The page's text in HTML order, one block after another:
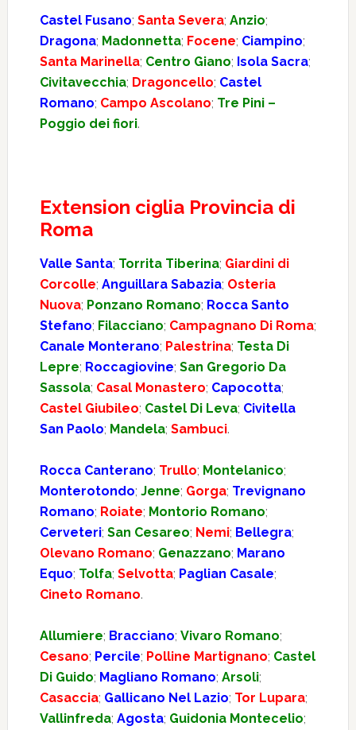
Castel Fusano; Santa Severa; Anzio;
Dragona; Madonnetta; Focene; Ciampino;
Santa Marinella; Centro Giano; Isola Sacra;
Civitavecchia; Dragoncello; Castel
Romano; Campo Ascolano; Tre Pini –
Poggio dei fiori.
Extension ciglia Provincia di
Roma
Valle Santa; Torrita Tiberina; Giardini di
Corcolle; Anguillara Sabazia; Osteria
Nuova; Ponzano Romano; Rocca Santo
Stefano; Filacciano; Campagnano Di Roma;
Canale Monterano; Palestrina; Testa Di
Lepre; Roccagiovine; San Gregorio Da
Sassola; Casal Monastero; Capocotta;
Castel Giubileo; Castel Di Leva; Civitella
San Paolo; Mandela; Sambuci.
Rocca Canterano; Trullo; Montelanico;
Monterotondo; Jenne; Gorga; Trevignano
Romano; Roiate; Montorio Romano;
Cerveteri; San Cesareo; Nemi; Bellegra;
Olevano Romano; Genazzano; Marano
Equo; Tolfa; Selvotta; Paglian Casale;
Cineto Romano.
Allumiere; Bracciano; Vivaro Romano;
Cesano; Percile; Polline Martignano; Castel
Di Guido; Magliano Romano; Arsoli;
Casaccia; Gallicano Nel Lazio; Tor Lupara;
Vallinfreda; Agosta; Guidonia Montecelio;